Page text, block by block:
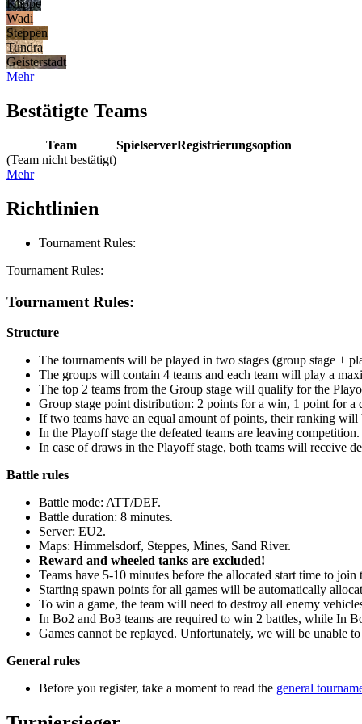
Klippe
Wadi
Steppen
Tundra
Geisterstadt
Mehr
Bestätigte Teams
Team SpielserverRegistrierungsoption
(Team nicht bestätigt)
Mehr
Richtlinien
Tournament Rules:
Tournament Rules:
Tournament Rules:
Structure
The tournaments will be played in two stages (group stage +
The groups will contain 4 teams and each team will play a
The top 2 teams from the Group stage will qualify for the
Group stage point distribution: 2 points for a win, 1 point for a
If two teams have an equal amount of points, their ranking will
In the Playoff stage the defeated teams are leaving competition.
In case of draws in the Playoff stage, both teams will receive
Battle rules
Battle mode: ATT/DEF.
Battle duration: 8 minutes.
Server: EU2.
Maps: Himmelsdorf, Steppes, Mines, Sand River.
Reward and wheeled tanks are excluded!
Teams have 5-10 minutes before the allocated start time to
Starting spawn points for all games will be automatically
To win a game, the team will need to destroy all enemy
In Bo2 and Bo3 teams are required to win 2 battles, while In
Games cannot be replayed. Unfortunately, we will be unable
General rules
Before you register, take a moment to read the general